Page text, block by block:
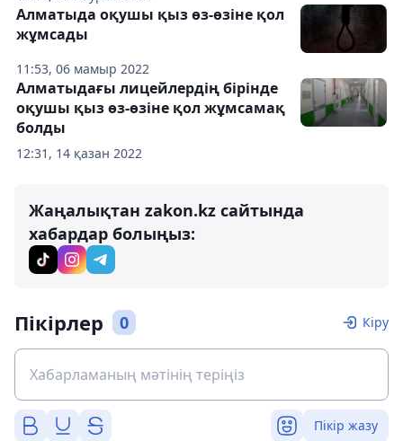
11:53, 06 мамыр 2022
Алматыда оқушы қыз өз-өзіне қол
жұмсады
12:31, 14 қазан 2022
Алматыдағы лицейлердің бірінде
оқушы қыз өз-өзіне қол жұмсамақ
болды
Жаңалықтан zakon.kz сайтында
хабардар болыңыз:
Пікірлер 0 Кіру
Пікір жазу